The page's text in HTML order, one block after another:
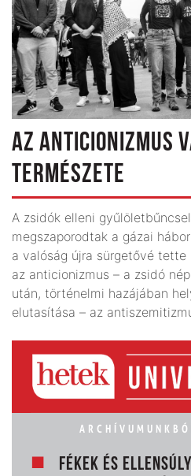
AZ ANTICIONIZMUS
TERMÉSZETE
A zsidók elleni
megszaporodtak a gázai
a valóság újra sürgetővé
az anticionizmus – a zsidó
után, történelmi hazájában
elutasítása – az
FÉKEK ÉS